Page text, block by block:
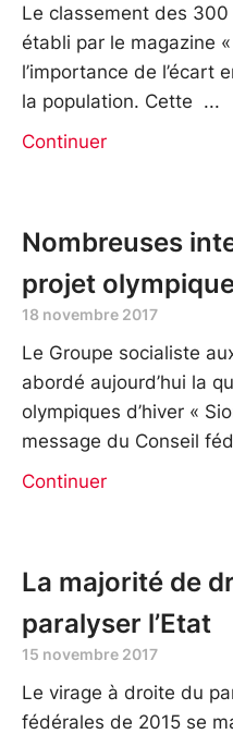
Le classement des
établi par le magazine
l’importance de l’écart
la population. Cette
Continuer
Nombreuses
projet
18 novembre 2017
Le Groupe socialiste
abordé aujourd’hui la
olympiques d’hiver «
message du Conseil
Continuer
La majorité de
paralyser l’Etat
15 novembre 2017
Le virage à droite du
fédérales de 2015 se